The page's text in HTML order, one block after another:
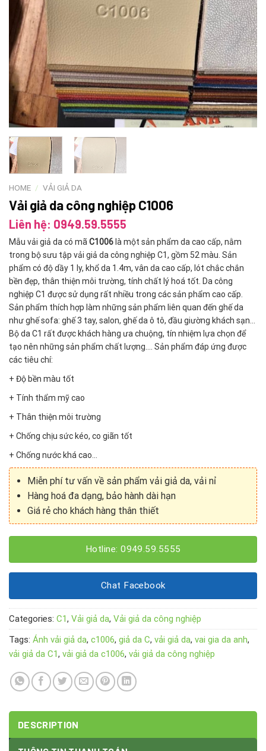
HOME / VẢI GIẢ DA
Vải giả da công nghiệp C1006
Liên hệ: 0949.59.5555
Mẫu vải giả da có mã C1006 là một sản phẩm da cao cấp, nằm
trong bộ sưu tập vải giả da công nghiệp C1, gồm 52 màu. Sản
phẩm có độ dầy 1 ly, khổ da 1.4m, vân da cao cấp, lót chắc chắn
bền đẹp, thân thiện môi trường, tính chất lý hoá tốt. Da công
nghiệp C1 được sử dụng rất nhiều trong các sản phẩm cao cấp.
Sản phẩm thích hợp làm những sản phẩm liên quan đến ghế da
như ghế sofa: ghế 3 tay, salon, ghế da ô tô, đầu giường khách sạn…
Bộ da C1 rất được khách hàng ưa chuộng, tín nhiệm lựa chọn để
tạo nên những sản phẩm chất lượng…. Sản phẩm đáp ứng được
các tiêu chí:
+ Độ bền màu tốt
+ Tính thẩm mỹ cao
+ Thân thiện môi trường
+ Chống chịu sức kéo, co giãn tốt
+ Chống nước khá cao…
Miễn phí tư vấn về sản phẩm vải giả da, vải nỉ
Hàng hoá đa dạng, bảo hành dài hạn
Giá rẻ cho khách hàng thân thiết
Hotline: 0949.59.5555
Chat Facebook
Categories: C1, Vải giả da, Vải giả da công nghiệp
Tags: Ánh vải giả da, c1006, giả da C, vải giả da, vai gia da anh,
vải giả da C1, vải giả da c1006, vải giả da công nghiệp
DESCRIPTION